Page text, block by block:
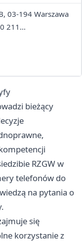
wa/zzpiottryb
03-194 Warszawa
211
8:00-16:00 (dni
bieżący
RZGW w
telefonów do
na pytania o
się
korzystanie z